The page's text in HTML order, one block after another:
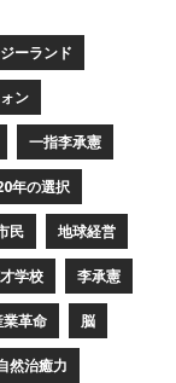
ーランド
ン
一指李承憲
年の選択
民 地球経営
学校 李承憲
革命 脳
然治癒力